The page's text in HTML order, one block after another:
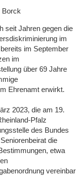
Borck
seit Jahren gegen die
im
im September
im
über 69 Jahre
Ehrenamt erwirkt.
2023, die am 19.
Pfalz
des Bundes
die
etwa
vereinbar